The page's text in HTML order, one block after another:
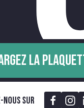
LA
nous sur